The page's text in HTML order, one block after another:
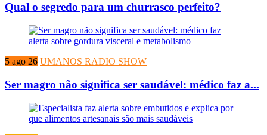
Qual o segredo para um churrasco perfeito?
5 ago 26 UMANOS RADIO SHOW
Ser magro não significa ser saudável: médico faz a...